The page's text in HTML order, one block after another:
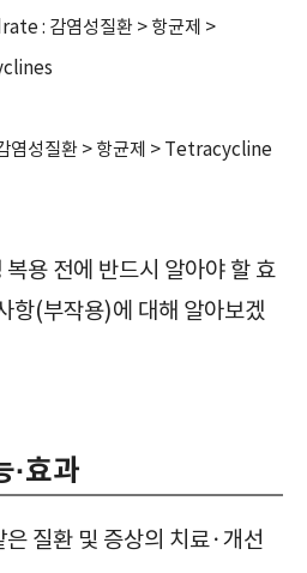
: 감염성질환 > 항균제 >
성질환 > 항균제 > Tetracycline
용 전에 반드시 알아야 할 효
항(부작용)에 대해 알아보겠
·효과
질환 및 증상의 치료·개선